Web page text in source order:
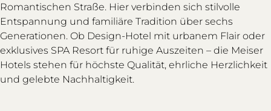
Romantischen Straße. Hier verbinden sich stilvolle
Entspannung und familiäre Tradition über sechs
Generationen. Ob Design-Hotel mit urbanem Flair oder
exklusives SPA Resort für ruhige Auszeiten – die Meiser
Hotels stehen für höchste Qualität, ehrliche Herzlichkeit
und gelebte Nachhaltigkeit.